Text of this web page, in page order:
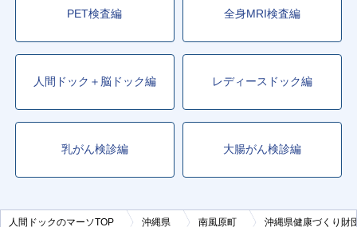
PET検査編 全身MRI検査編
人間ドック＋脳ドック編 レディースドック編
乳がん検診編 大腸がん検診編
人間ドックのマーソTOP 沖縄県 南風原町 沖縄県健康づくり財